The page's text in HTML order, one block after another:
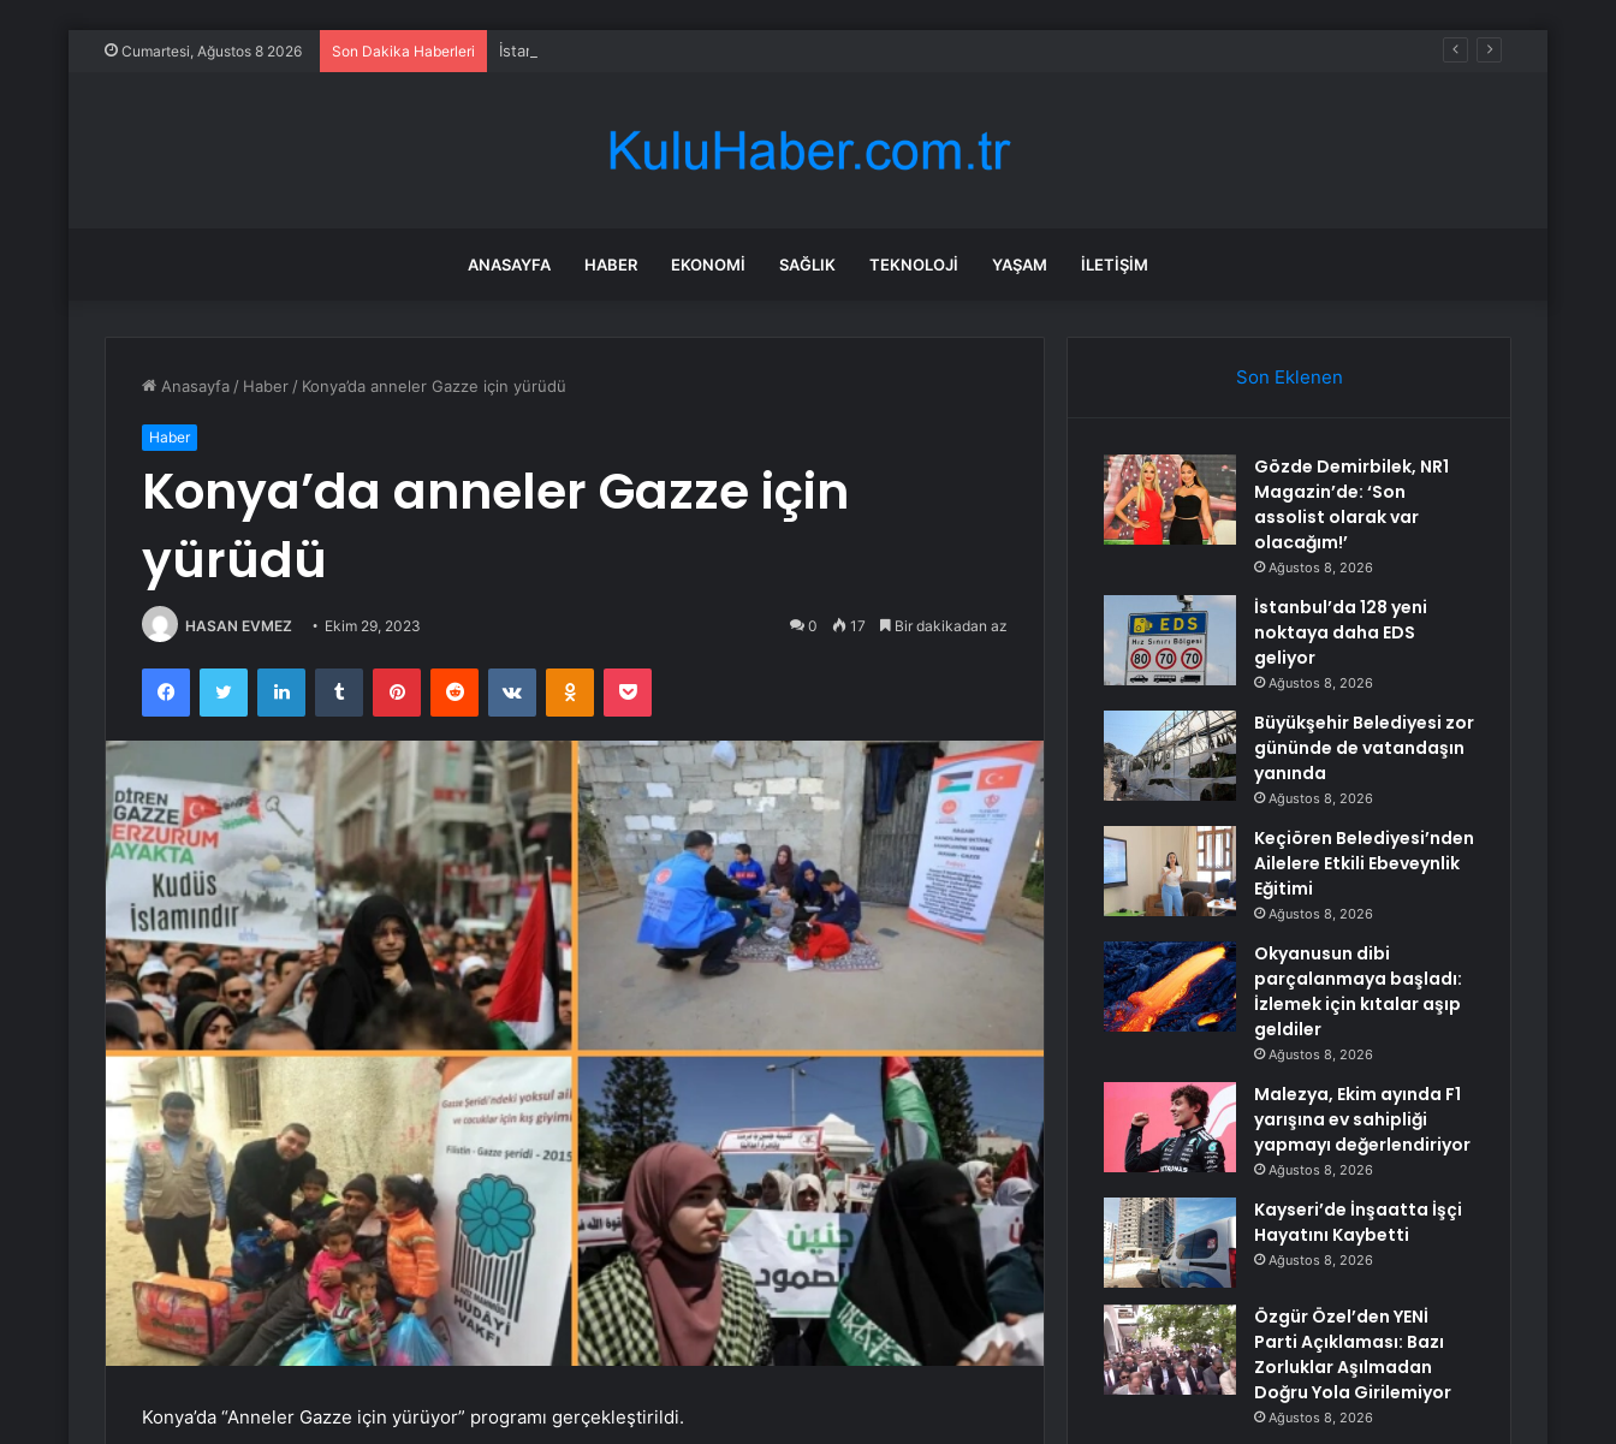
Cumartesi, Ağustos 8 2026 Son Dakika Haberleri İstanbul’da 128 yeni noktaya daha EDS geliyor
ANASAYFA HABER EKONOMI SAĞLIK TEKNOLOJI YAŞAM İLETIŞIM
Anasayfa / Haber / Konya’da anneler Gazze için yürüdü
Haber
Konya’da anneler Gazze için
yürüdü
HASAN EVMEZ Ekim 29, 2023 0 17 Bir dakikadan az
FacebookTwitter LinkedInTumblr PinterestReddit VKontakteOdnoklassniki
Pocket
Konya’da “Anneler Gazze için yürüyor” programı gerçekleştirildi.
Son Eklenen
Gözde Demirbilek, NR1
Magazin’de: ‘Son
assolist olarak var
olacağım!’
Ağustos 8, 2026
İstanbul’da 128 yeni
noktaya daha EDS
geliyor
Ağustos 8, 2026
Büyükşehir Belediyesi zor
gününde de vatandaşın
yanında
Ağustos 8, 2026
Keçiören Belediyesi’nden
Ailelere Etkili Ebeveynlik
Eğitimi
Ağustos 8, 2026
Okyanusun dibi
parçalanmaya başladı:
İzlemek için kıtalar aşıp
geldiler
Ağustos 8, 2026
Malezya, Ekim ayında F1
yarışına ev sahipliği
yapmayı değerlendiriyor
Ağustos 8, 2026
Kayseri’de İnşaatta İşçi
Hayatını Kaybetti
Ağustos 8, 2026
Özgür Özel’den YENİ
Parti Açıklaması: Bazı
Zorluklar Aşılmadan
Doğru Yola Girilemiyor
Ağustos 8, 2026